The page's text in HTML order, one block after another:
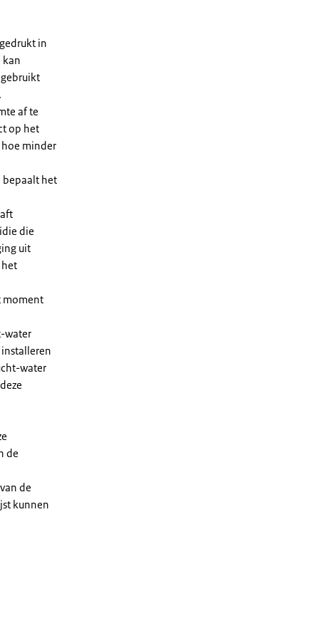
in
kan
af te
op het
hoe minder
bepaalt het
die
uit
moment
water
water
de
de
kunnen